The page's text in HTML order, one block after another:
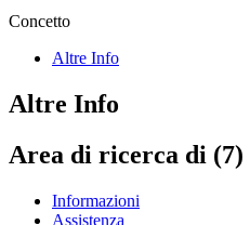
Concetto
Altre Info
Altre Info
Area di ricerca di (7)
Informazioni
Assistenza